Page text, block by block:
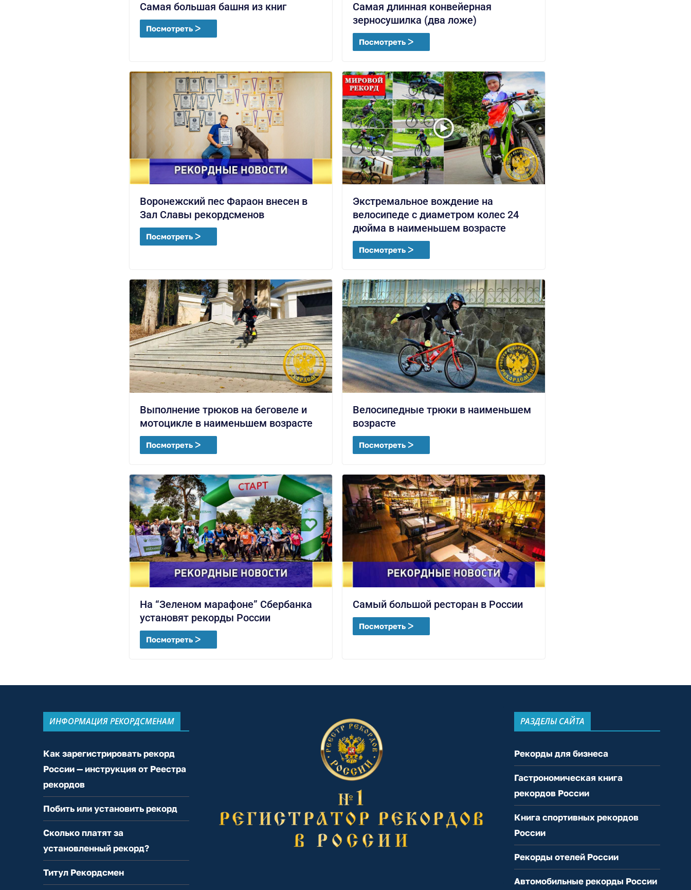
Самая большая башня из книг
Посмотреть ᐳ
Самая длинная конвейерная
зерносушилка (два ложе)
Посмотреть ᐳ
Воронежский пес Фараон внесен в
Зал Славы рекордсменов
Посмотреть ᐳ
Экстремальное вождение на
велосипеде с диаметром колес 24
дюйма в наименьшем возрасте
Посмотреть ᐳ
Выполнение трюков на беговеле и
мотоцикле в наименьшем возрасте
Посмотреть ᐳ
Велосипедные трюки в наименьшем
возрасте
Посмотреть ᐳ
На “Зеленом марафоне” Сбербанка
установят рекорды России
Посмотреть ᐳ
Самый большой ресторан в России
Посмотреть ᐳ
ИНФОРМАЦИЯ РЕКОРДСМЕНАМ
Как зарегистрировать рекорд
России — инструкция от Реестра
рекордов
Побить или установить рекорд
Сколько платят за
установленный рекорд?
Титул Рекордсмен
РАЗДЕЛЫ САЙТА
Рекорды для бизнеса
Гастрономическая книга
рекордов России
Книга спортивных рекордов
России
Рекорды отелей России
Автомобильные рекорды России